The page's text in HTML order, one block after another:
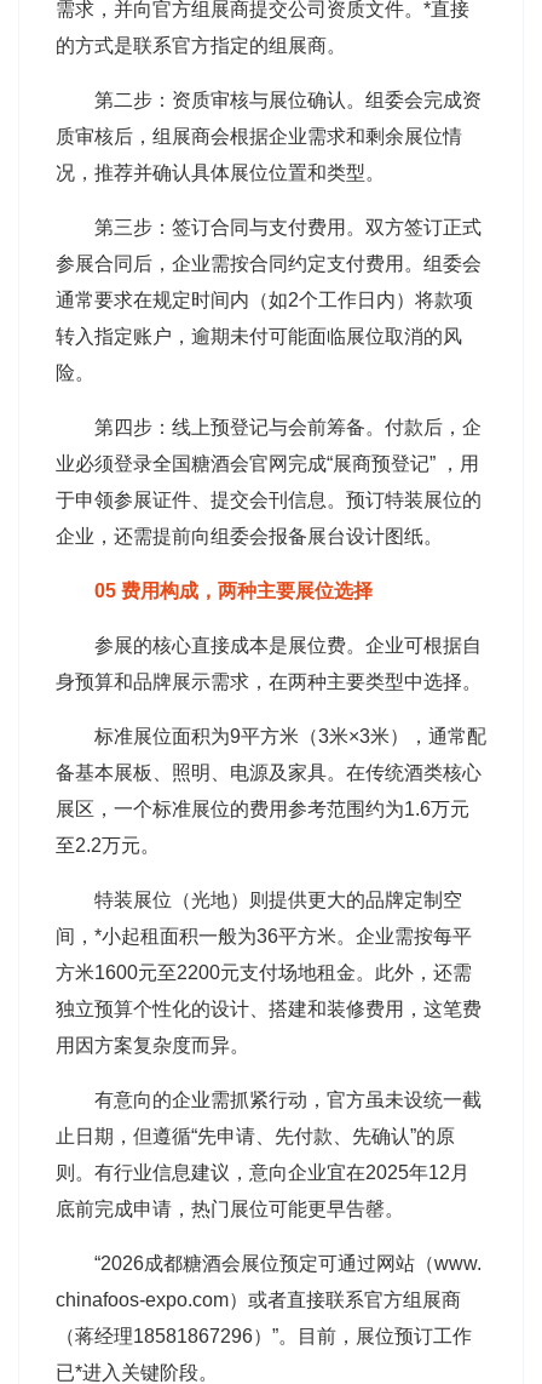
需求，并向官方组展商提交公司资质文件。*直接
的方式是联系官方指定的组展商。
第二步：资质审核与展位确认。组委会完成资
质审核后，组展商会根据企业需求和剩余展位情
况，推荐并确认具体展位位置和类型。
第三步：签订合同与支付费用。双方签订正式
参展合同后，企业需按合同约定支付费用。组委会
通常要求在规定时间内（如2个工作日内）将款项
转入指定账户，逾期未付可能面临展位取消的风
险。
第四步：线上预登记与会前筹备。付款后，企
业必须登录全国糖酒会官网完成“展商预登记” ，用
于申领参展证件、提交会刊信息。预订特装展位的
企业，还需提前向组委会报备展台设计图纸。
05 费用构成，两种主要展位选择
参展的核心直接成本是展位费。企业可根据自
身预算和品牌展示需求，在两种主要类型中选择。
标准展位面积为9平方米（3米×3米），通常配
备基本展板、照明、电源及家具。在传统酒类核心
展区，一个标准展位的费用参考范围约为1.6万元
至2.2万元。
特装展位（光地）则提供更大的品牌定制空
间，*小起租面积一般为36平方米。企业需按每平
方米1600元至2200元支付场地租金。此外，还需
独立预算个性化的设计、搭建和装修费用，这笔费
用因方案复杂度而异。
有意向的企业需抓紧行动，官方虽未设统一截
止日期，但遵循“先申请、先付款、先确认”的原
则。有行业信息建议，意向企业宜在2025年12月
底前完成申请，热门展位可能更早告罄。
“2026成都糖酒会展位预定可通过网站（www.
chinafoos-expo.com）或者直接联系官方组展商
（蒋经理18581867296）”。目前，展位预订工作
已*进入关键阶段。